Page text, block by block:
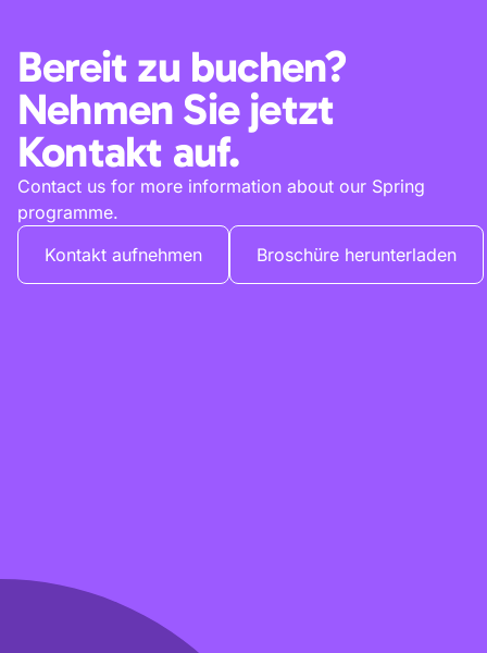
Bereit zu buchen?
Nehmen Sie jetzt
Kontakt auf.
Contact us for more information about our Spring
programme.
Kontakt aufnehmen
Broschüre herunterladen